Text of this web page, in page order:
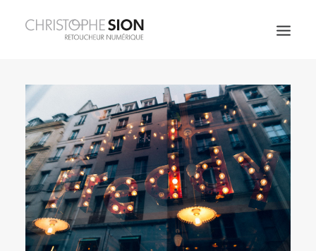
JOAILLERIE
FRAGRANCES
SPIRITUEUX
ART DE LA TABLE
MODE & BEAUTÉ
COSMÉTIQUES
ARCHITECTURE
CORPORATE
PERSO
À PROPOS
CONTACT